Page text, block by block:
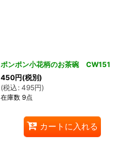
ポンポン小花柄のお茶碗 CW151
450円(税別)
(税込 : 495円)
在庫数 9点
カートに入れる